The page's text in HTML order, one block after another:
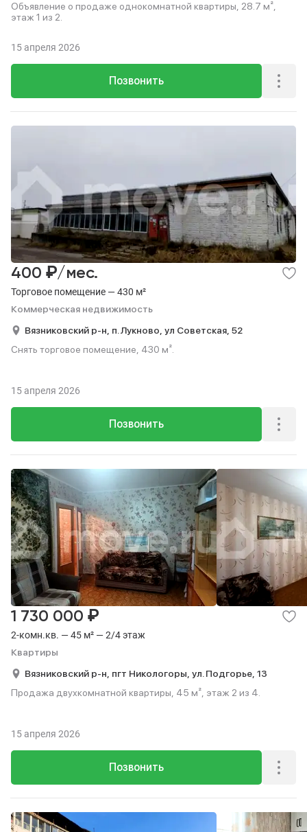
Объявление о продаже однокомнатной квартиры, 28.7 м²,
этаж 1 из 2.
Позвонить
15 апреля 2026
Торговое помещение — 430 м²
Коммерческая недвижимость
400 ₽/мес.
Вязниковский р-н, п. Лукново, ул Советская, 52
Снять торговое помещение, 430 м².
Позвонить
15 апреля 2026
2-комн.кв. — 45 м² — 2/4 этаж
Квартиры
1 730 000 ₽
Вязниковский р-н, пгт Никологоры, ул. Подгорье, 13
Продажа двухкомнатной квартиры, 45 м², этаж 2 из 4.
Позвонить
15 апреля 2026